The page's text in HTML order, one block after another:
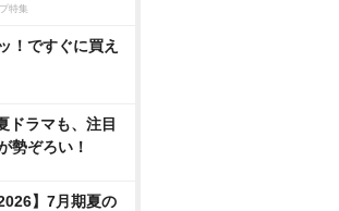
特集
！ですぐに買え
ドラマも、注目
勢ぞろい！
】7月期夏の